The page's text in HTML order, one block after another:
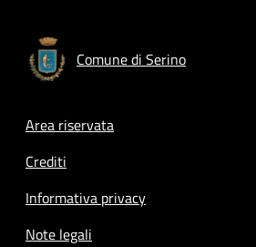
Comune di Serino
Footer menu
Area riservata
Crediti
Informativa privacy
Note legali